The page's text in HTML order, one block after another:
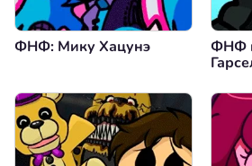
ФНФ: Мику Хацунэ
ФНФ